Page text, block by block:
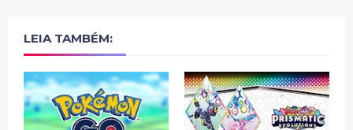
LEIA TAMBÉM: